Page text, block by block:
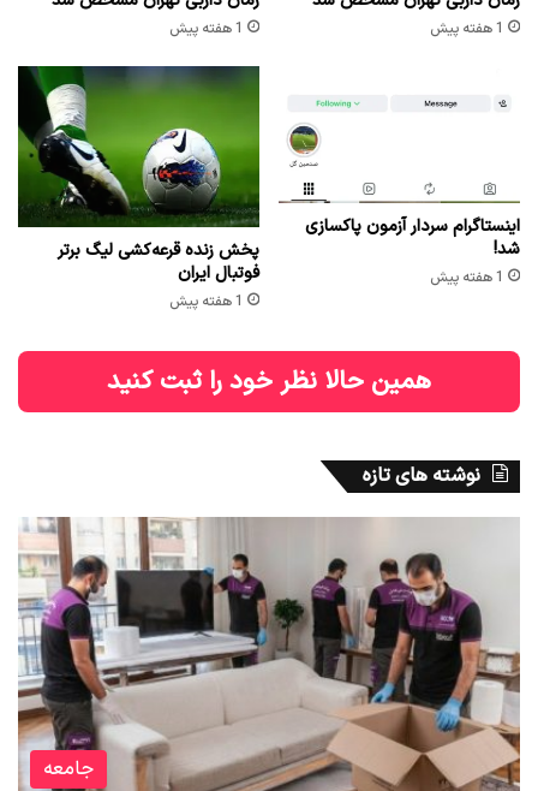
1 هفته پیش 1 هفته پیش
اینستاگرام سردار آزمون پاکسازی
شد!
1 هفته پیش
پخش زنده قرعه‌کشی لیگ برتر
فوتبال ایران
1 هفته پیش
همین حالا نظر خود را ثبت کنید
نوشته های تازه
جامعه